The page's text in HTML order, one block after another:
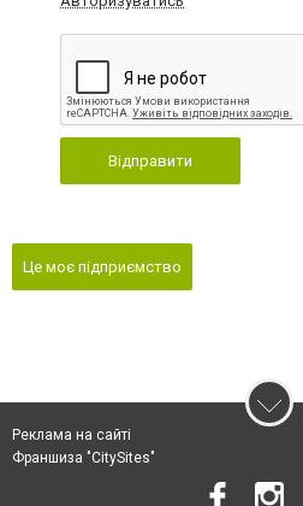
Відправити
Це моє підприємство
Реклама на сайті
Франшиза "CitySites"